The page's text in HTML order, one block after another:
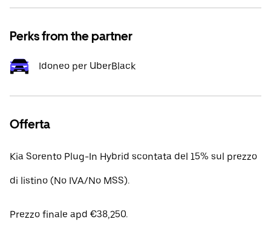
Perks from the partner
Idoneo per UberBlack
Offerta
Kia Sorento Plug-In Hybrid scontata del 15% sul prezzo
di listino (No IVA/No MSS).
Prezzo finale apd €38,250.